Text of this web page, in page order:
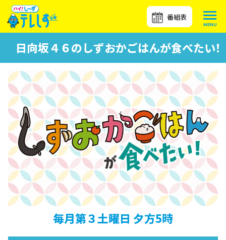
番組表
日向坂４６のしずおかごはんが食べたい！
毎月第３土曜日 夕方5時